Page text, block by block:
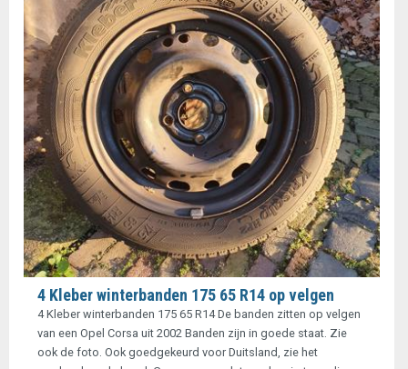
4 Kleber winterbanden 175 65 R14 op velgen
4 Kleber winterbanden 175 65 R14 De banden zitten op velgen
van een Opel Corsa uit 2002 Banden zijn in goede staat. Zie
ook de foto. Ook goedgekeurd voor Duitsland, zie het